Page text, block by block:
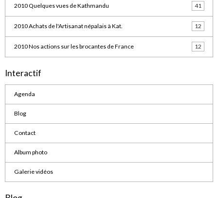
2010 Quelques vues de Kathmandu 41
2010 Achats de l'Artisanat népalais à Kat. 12
2010 Nos actions sur les brocantes de France 12
Interactif
Agenda
Blog
Contact
Album photo
Galerie vidéos